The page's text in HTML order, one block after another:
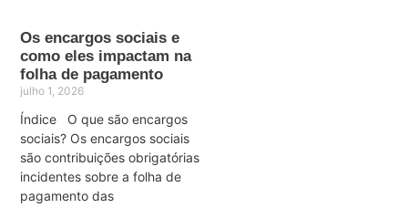
Os encargos sociais e
como eles impactam na
folha de pagamento
julho 1, 2026
Índice O que são encargos
sociais? Os encargos sociais
são contribuições obrigatórias
incidentes sobre a folha de
pagamento das